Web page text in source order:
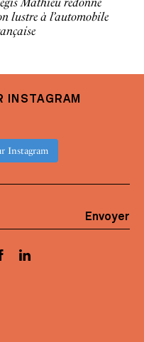
lustre à l’automobile
INSTAGRAM
Instagram
Envoyer